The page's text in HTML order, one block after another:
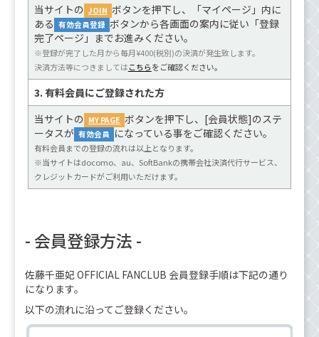
当サイトの JOIN ボタンを押下し、「マイページ」内に
ある 有効会員登録 ボタンから各画面の案内に従い「登録
完了ページ」までお進みください。
※登録が完了した月から毎月¥400(税別)の決済が発生致します。
決済方法等につきましてはこちらをご確認ください。
3. 有料会員にご登録された方
当サイトの MY PAGE ボタンを押下し、[会員状態]のステ
ータスが 有効会員 になっている事をご確認ください。
有料会員までの登録の流れは以上となります。
※当サイトはdocomo、au、SoftBankの携帯会社決済代行サービス、
クレジットカードがご利用いただけます。
- 会員登録方法 -
佐藤千亜妃 OFFICIAL FANCLUB 会員登録手順は下記の通り
になります。
以下の流れに沿ってご登録ください。